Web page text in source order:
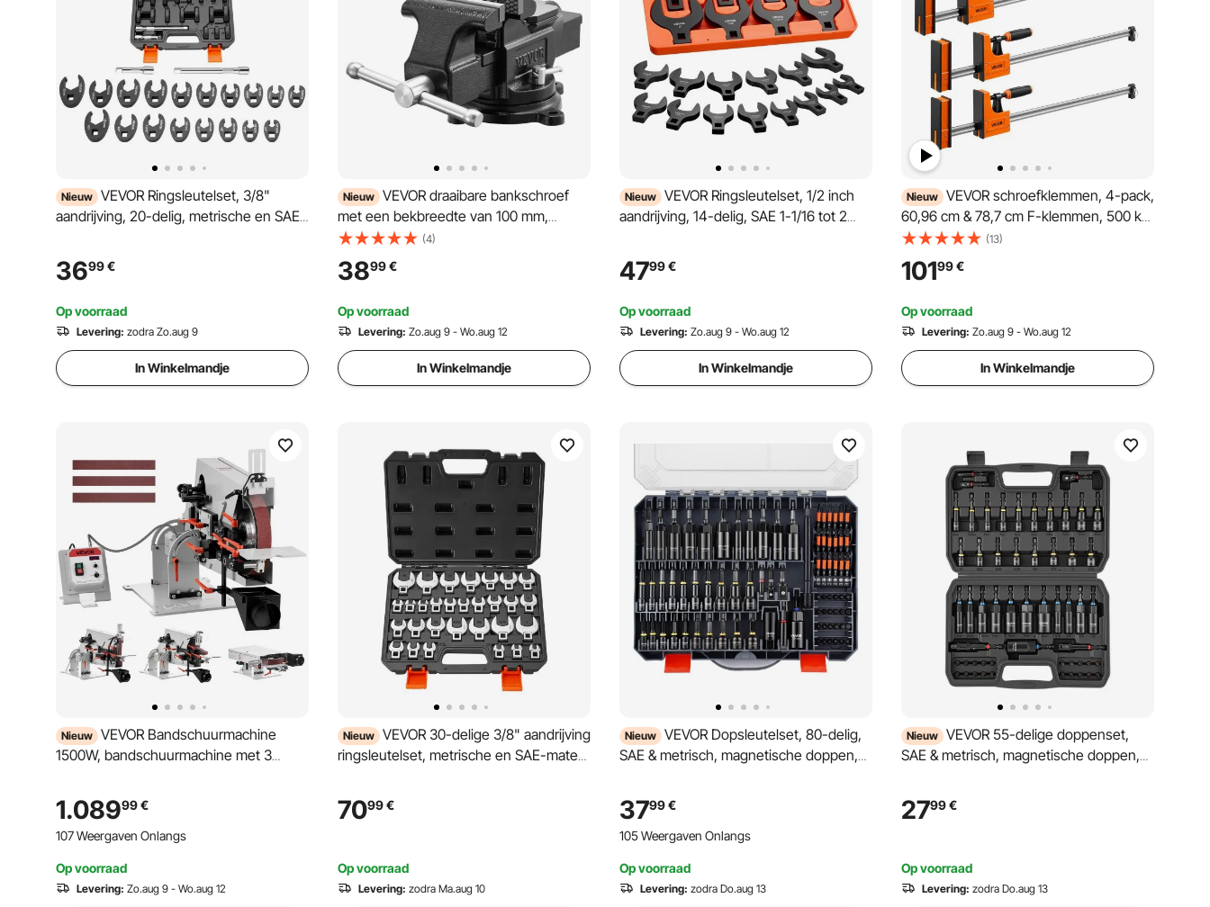
Nieuw VEVOR Ringsleutelset, 3/8"
aandrijving, 20-delig, metrische en SAE-
40Cr gelegeerd staal, met koffer,
maatmarkeringen, voor auto-onderhoud
3699€
Op voorraad
Levering: zodra Zo.aug 9
In Winkelmandje
Nieuw VEVOR draaibare bankschroef
met een bekbreedte van 100 mm,
gemaakt van nodulair gietijzer. Deze
multifunctionele bankschroef voor
werkbanken is voorzien van een
met vergrendelingsmechanisme. De
klemdiepte bedraagt ​​57 mm en de
bekopening 120 mm.
(4)
3899€
Op voorraad
Levering: Zo.aug 9 - Wo.aug 12
In Winkelmandje
Nieuw VEVOR Ringsleutelset, 1/2 inch
aandrijving, 14-delig, SAE 1-1/16 tot 2
steeksleutelset met maatmarkeringen,
voor auto-onderhoud/reparaties
4799€
Op voorraad
Levering: Zo.aug 9 - Wo.aug 12
In Winkelmandje
Nieuw VEVOR schroefklemmen, 4-pack,
60,96 cm & 78,7 cm F-klemmen, 500 kg
klemkracht, 2-weg klem-/spreidfunctie,
zachte rubberen voetjes, koolstofstalen
stang, voor hout- en metaalbewerking
(13)
10199€
Op voorraad
Levering: Zo.aug 9 - Wo.aug 12
In Winkelmandje
Nieuw VEVOR Bandschuurmachine
1500W, bandschuurmachine met 3
instelbare bandsnelheid van 600-6000
tpm met 3 standen en een maximale
bandsnelheid van 32 m/s voor
metaalbewerking
1.08999€
107 Weergaven Onlangs
Op voorraad
Levering: Zo.aug 9 - Wo.aug 12
Nieuw VEVOR 30-delige 3/8" aandrijving
ringsleutelset, metrische en SAE-maten,
maataanduidingen op gereedschap en
koffer, voor auto-onderhoud/reparaties
7099€
Op voorraad
Levering: zodra Ma.aug 10
Nieuw VEVOR Dopsleutelset, 80-delig,
SAE & metrisch, magnetische doppen,
universele doppen en
gereedschapskoffer, voor
autoreparaties en doe-het-
zelfprojecten.
3799€
105 Weergaven Onlangs
Op voorraad
Levering: zodra Do.aug 13
Nieuw VEVOR 55-delige doppenset,
SAE & metrisch, magnetische doppen,
en gereedschapskoffer, voor
autoreparaties, huisverbetering en doe-
2799€
Op voorraad
Levering: zodra Do.aug 13